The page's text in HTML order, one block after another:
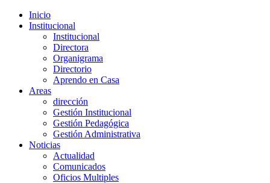
Inicio
Institucional
Institucional
Directora
Organigrama
Directorio
Aprendo en Casa
Areas
dirección
Gestión Institucional
Gestión Pedagógica
Gestión Administrativa
Noticias
Actualidad
Comunicados
Oficios Multiples